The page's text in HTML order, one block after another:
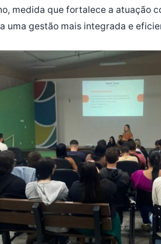
medida que fortalece a atuação
uma gestão mais integrada e